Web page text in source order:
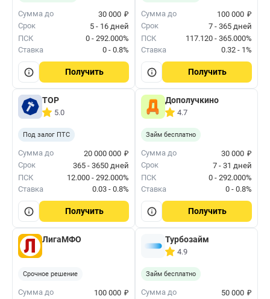
Сумма до 30 000 ₽
Срок
5 - 16 дней
ПСК
0 - 292.000%
Ставка
0 - 0.8%
Получить
Сумма до 100 000 ₽
Срок
7 - 365 дней
ПСК
117.120 - 365.000%
Ставка
0.32 - 1%
Получить
ТОР
5.0
Под залог ПТС
Сумма до 20 000 000 ₽
Срок
365 - 3650 дней
ПСК
12.000 - 292.000%
Ставка
0.03 - 0.8%
Получить
Дополучкино
4.7
Займ бесплатно
Сумма до 30 000 ₽
Срок
7 - 31 дней
ПСК
0 - 292.000%
Ставка
0 - 0.8%
Получить
ЛигаМФО
Срочное решение
Сумма до 100 000 ₽
Турбозайм
4.9
Займ бесплатно
Сумма до 50 000 ₽